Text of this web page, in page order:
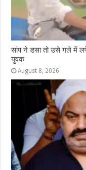
सांप ने डसा तो उसे गले में
युवक
August 8, 2026